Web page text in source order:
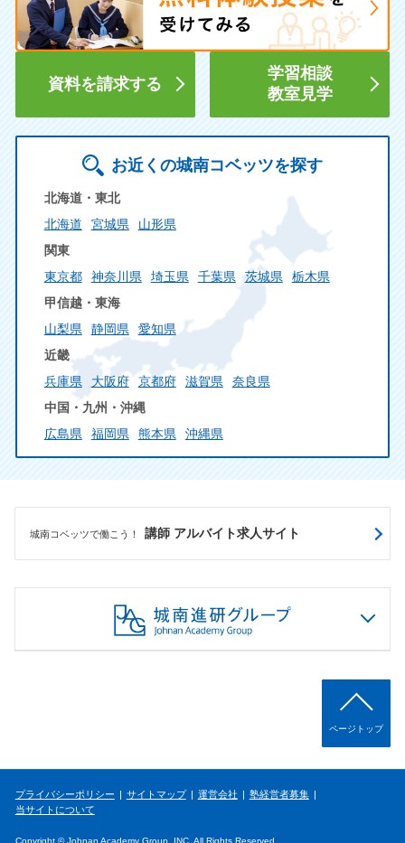
資料を請求する
学習相談
教室見学
お近くの城南コベッツを探す
北海道・東北
北海道
宮城県
山形県
関東
東京都
神奈川県 埼玉県 千葉県 茨城県
栃木県
甲信越・東海
山梨県
静岡県
愛知県
近畿
兵庫県
大阪府 京都府 滋賀県
奈良県
中国・九州・沖縄
広島県
福岡県 熊本県 沖縄県
城南コベッツで働こう！ 講師 アルバイト求人サイト
ページトップ
プライバシーポリシー サイトマップ 運営会社
塾経営者募集
当サイトについて
Copyright © Johnan Academy Group, INC. All Rights Reserved.